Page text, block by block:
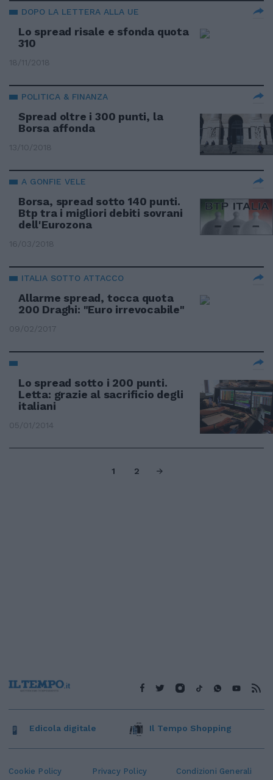
DOPO LA LETTERA ALLA UE
Lo spread risale e sfonda quota
310
18/11/2018
POLITICA & FINANZA
Spread oltre i 300 punti, la
Borsa affonda
13/10/2018
A GONFIE VELE
Borsa, spread sotto 140 punti.
Btp tra i migliori debiti sovrani
dell'Eurozona
16/03/2018
ITALIA SOTTO ATTACCO
Allarme spread, tocca quota
200 Draghi: "Euro irrevocabile"
09/02/2017
Lo spread sotto i 200 punti.
Letta: grazie al sacrificio degli
italiani
05/01/2014
1 2
Cookie Policy Privacy Policy Condizioni Generali
Edicola digitale Il Tempo Shopping